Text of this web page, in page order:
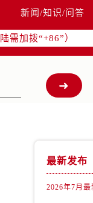
新闻/知识/问答
需加拨“+86”）
最新发布